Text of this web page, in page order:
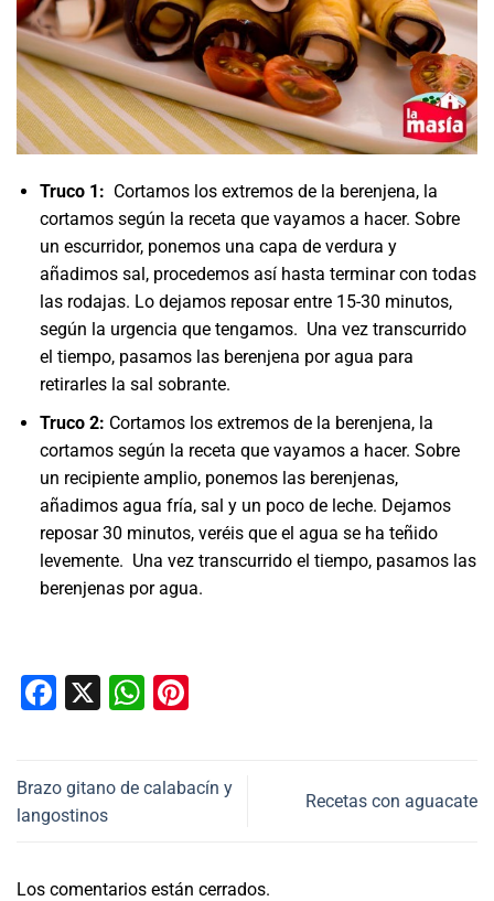
Truco 1: Cortamos los extremos de la berenjena, la
cortamos según la receta que vayamos a hacer. Sobre
un escurridor, ponemos una capa de verdura y
añadimos sal, procedemos así hasta terminar con todas
las rodajas. Lo dejamos reposar entre 15-30 minutos,
según la urgencia que tengamos. Una vez transcurrido
el tiempo, pasamos las berenjena por agua para
retirarles la sal sobrante.
Truco 2: Cortamos los extremos de la berenjena, la
cortamos según la receta que vayamos a hacer. Sobre
un recipiente amplio, ponemos las berenjenas,
añadimos agua fría, sal y un poco de leche. Dejamos
reposar 30 minutos, veréis que el agua se ha teñido
levemente. Una vez transcurrido el tiempo, pasamos las
berenjenas por agua.
Facebook
X WhatsApp
Brazo gitano de calabacín y
langostinos
Recetas con aguacate
Los comentarios están cerrados.